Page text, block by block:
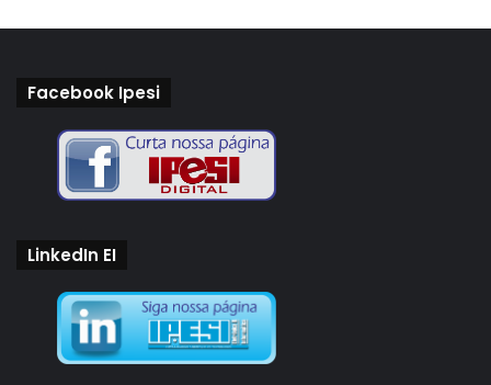
Facebook Ipesi
LinkedIn EI